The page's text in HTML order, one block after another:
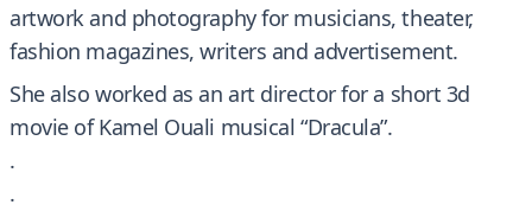
artwork and photography for musicians, theater,
fashion magazines, writers and advertisement.
She also worked as an art director for a short 3d
movie of Kamel Ouali musical “Dracula”.
.
.